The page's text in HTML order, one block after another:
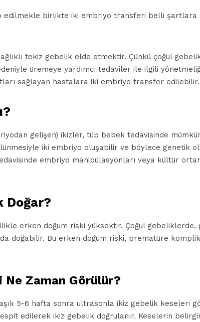
edilmekle birlikte iki embriyo transferi belli şartlara
tekiz gebelik elde etmektir. Çünkü çoğul
üremeye yardımcı tedaviler ile ilgili
sağlayan hastalara iki embriyo transfer edilebilir.
gelişen) ikizler, tüp bebek tedavisinde
iki embriyo oluşabilir ve böylece genetik
embriyo manipülasyonları veya kültür
Doğar?
erken doğum riski yüksektir. Çoğul
doğabilir. Bu erken doğum riski, prematüre
Zaman Görülür?
5-6 hafta sonra ultrasonla ikiz gebelik keseleri
edilerek ikiz gebelik doğrulanır. Keselerin